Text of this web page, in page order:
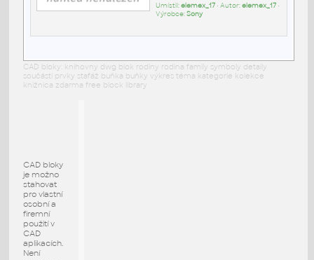
Umístil:elemex_17• Autor:elemex_17•
Výrobce:Sony
CAD bloky: knihovny dwg blok rodiny rodina family symboly detaily
součásti prvky stafáž buňka buňky výkres téma kategorie kolekce
knižnica zdarma free block library
CAD bloky
je možno
stahovat
pro vlastní
osobní a
firemní
použití v
CAD
aplikacích.
Není